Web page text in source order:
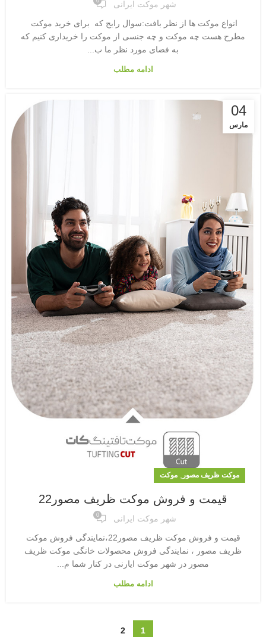
شهر موکت ایرانی
انواع موکت ها از نظر بافت:سوال رایج که برای خرید موکت
مطرح هست چه موکت و چه جنسی از موکت را خریداری کنیم که
به فضای مورد نظر ما ب...
ادامه مطلب
04
مارس
موکت ظریف مصور موکت
قیمت و فروش موکت ظریف مصور22
شهر موکت ایرانی 0
قیمت و فروش موکت ظریف مصور22،نمایندگی فروش موکت
ظریف مصور ، نمایندگی فروش محصولات خانگی موکت ظریف
مصور در شهر موکت ایارنی در کنار شما م...
ادامه مطلب
1
2